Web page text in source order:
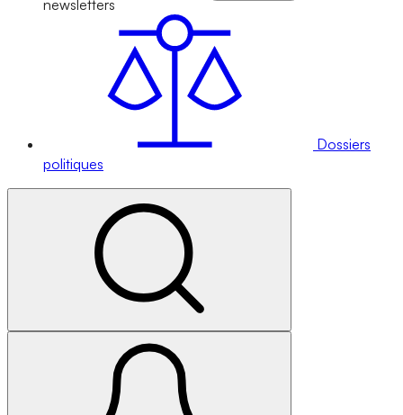
newsletters
Dossiers
politiques